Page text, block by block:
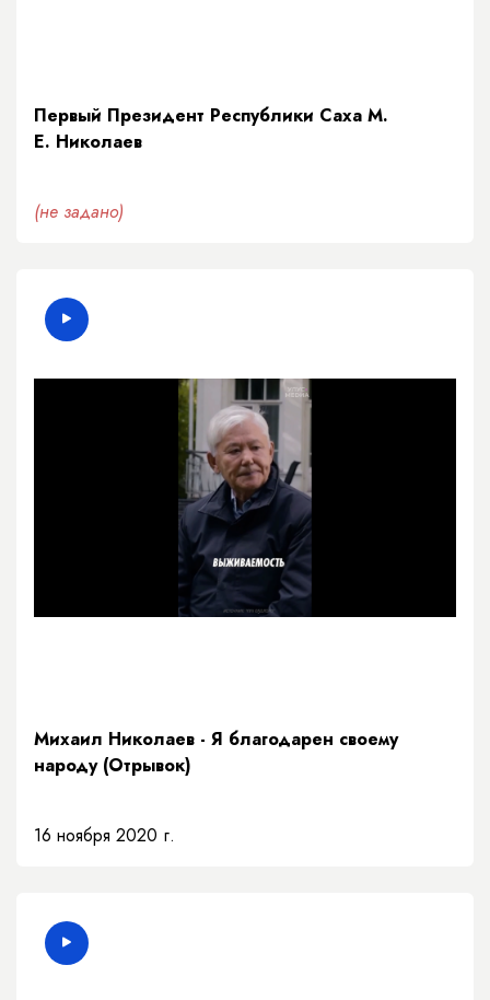
Первый Президент Республики Саха М.
Е. Николаев
(не задано)
Михаил Николаев - Я благодарен своему
народу (Отрывок)
16 ноября 2020 г.